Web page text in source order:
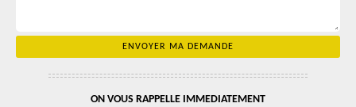
ON VOUS RAPPELLE IMMEDIATEMENT